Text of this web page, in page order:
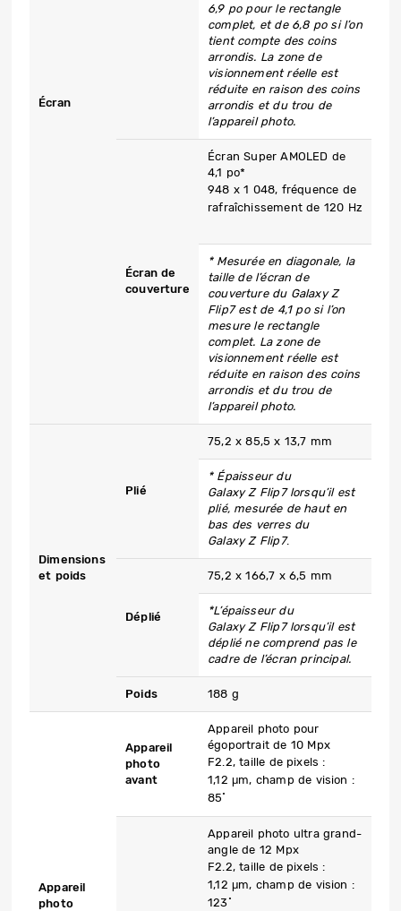
Écran
6,9 po pour le rectangle
complet, et de 6,8 po si l’on
tient compte des coins
arrondis. La zone de
visionnement réelle est
réduite en raison des coins
arrondis et du trou de
l’appareil photo.
Écran de
couverture
Écran Super AMOLED de
4,1 po*
948 x 1 048, fréquence de
rafraîchissement de 120 Hz
* Mesurée en diagonale, la
taille de l’écran de
couverture du Galaxy Z
Flip7 est de 4,1 po si l’on
mesure le rectangle
complet. La zone de
visionnement réelle est
réduite en raison des coins
arrondis et du trou de
l’appareil photo.
Dimensions
et poids
Plié
75,2 x 85,5 x 13,7 mm
* Épaisseur du
Galaxy Z Flip7 lorsqu’il est
plié, mesurée de haut en
bas des verres du
Galaxy Z Flip7.
Déplié
75,2 x 166,7 x 6,5 mm
*L’épaisseur du
Galaxy Z Flip7 lorsqu’il est
déplié ne comprend pas le
cadre de l’écran principal.
Poids 188 g
Appareil
photo
Appareil
photo
avant
Appareil photo pour
égoportrait de 10 Mpx
F2.2, taille de pixels :
1,12 μm, champ de vision :
85˚
Appareil photo ultra grand-
angle de 12 Mpx
F2.2, taille de pixels :
1,12 μm, champ de vision :
123˚